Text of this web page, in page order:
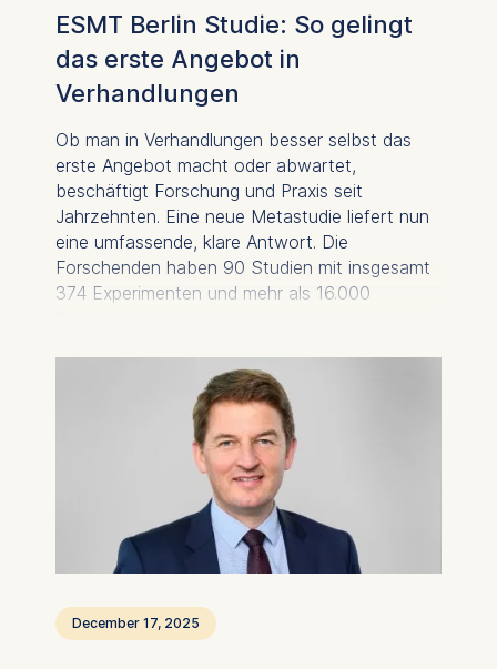
ESMT Berlin Studie: So gelingt
das erste Angebot in
Verhandlungen
Ob man in Verhandlungen besser selbst das
erste Angebot macht oder abwartet,
beschäftigt Forschung und Praxis seit
Jahrzehnten. Eine neue Metastudie liefert nun
eine umfassende, klare Antwort. Die
Forschenden haben 90 Studien mit insgesamt
374 Experimenten und mehr als 16.000
vorbereitet ist, erzielt in der Regel das bessere
December 17, 2025
Technology GmbH
Schlossplatz 1, 10178 Berlin,
Germany
We use cookies for the
following purposes:
Analyzing website
usage
Improving our services
Marketing and
personalized content
IP address
Device information
User behavior
The storage duration of
cookies varies depending
on the cookie and is a
maximum of 24 months.
processing is Legitimate
Interest (Art. 6(1)(f)) GDPR